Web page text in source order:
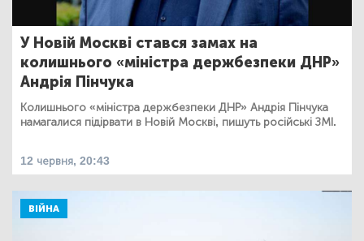
У Новій Москві стався замах на
колишнього «міністра держбезпеки ДНР»
Андрія Пінчука
Колишнього «міністра держбезпеки ДНР» Андрія Пінчука
намагалися підірвати в Новій Москві, пишуть російські ЗМІ.
12 червня, 20:43
ВІЙНА